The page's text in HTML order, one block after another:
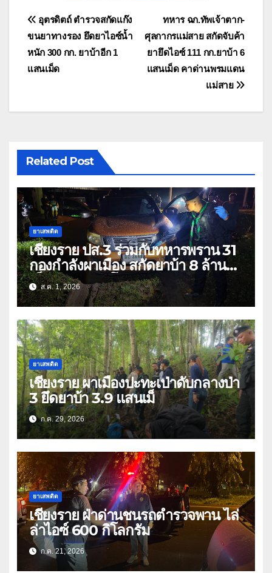
แนะแนว
เรื่อง
ทหาร ฉก.ทัพเจ้าตาก-
ศุลกากรแม่สาย สกัดจับค้า
ยายึดไอซ์ 111 กก.ยาบ้า 6
แสนเม็ด คาด่านพรมแดน
แม่สาย
อุตรดิตถ์ ตำรวจสกัดแก๊ง
ขนยาทางรอง ยึดยาไอซ์น้ำ
หนัก 300 กก. ยาบ้าอีก 1
แสนเม็ด
Related Post
ยาเสพติด
เชียงราย ปส.3 ร่วมกับทหารพราน 31
กองกำลังผาเมือง สกัดยาบ้า 8 ล้าน
เม็ด เครือข่าย โล่ง แซ่ลี
ส.ค. 1, 2026
ยาเสพติด
เชียงราย ผาเมืองปะทะเป่าดับกลางป่า
3 ยึดยาบ้า 3.9 แสนเม็
ก.ค. 29, 2026
ยาเสพติด
เชียงราย ฝ่าด่านชนรถตำรวจพาน ไล่
ล่าไอซ์ 600 กิโลกรัม
ก.ค. 21, 2026